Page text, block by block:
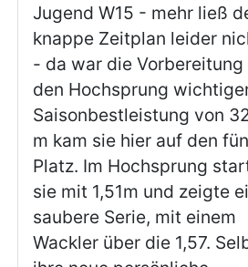
Jugend W15 - mehr ließ
knappe Zeitplan leider
- da war die Vorbereitung
den Hochsprung
Saisonbestleistung von
m kam sie hier auf den
Platz. Im Hochsprung
sie mit 1,51m und zeigte
saubere Serie, mit einem
Wackler über die 1,57.